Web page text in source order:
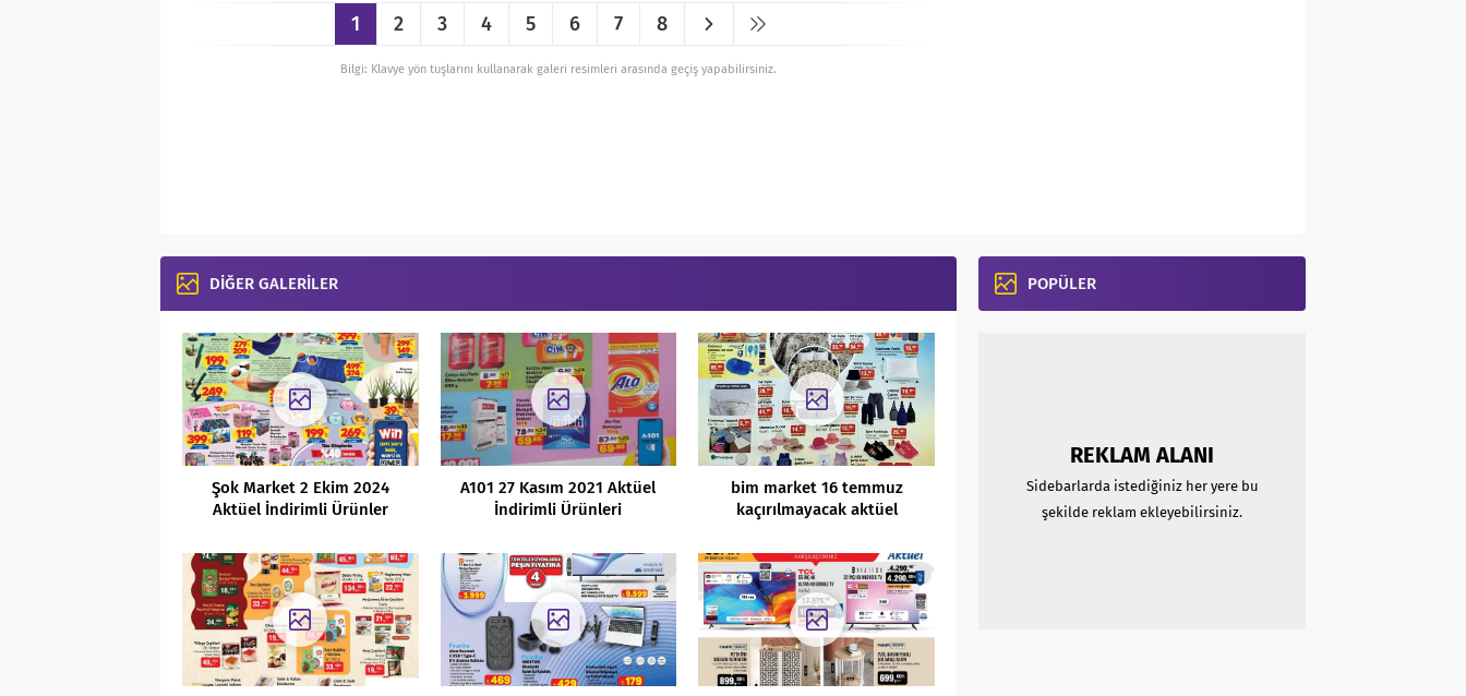
1 2 3 4 5 6 7 8
Bilgi: Klavye yön tuşlarını kullanarak galeri resimleri arasında geçiş yapabilirsiniz.
DİĞER GALERİLER
Şok Market 2 Ekim 2024
Aktüel İndirimli Ürünler
A101 27 Kasım 2021 Aktüel
İndirimli Ürünleri
bim market 16 temmuz
kaçırılmayacak aktüel
POPÜLER
REKLAM ALANI
Sidebarlarda istediğiniz her yere bu
şekilde reklam ekleyebilirsiniz.